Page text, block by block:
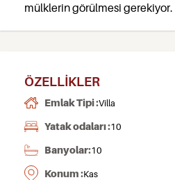
mülklerin görülmesi gerekiyor.
ÖZELLIKLER
Emlak Tipi :Villa
Yatak odaları :10
Banyolar:10
Konum :Kas